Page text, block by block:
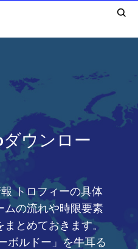
ウンロー
トロフィーの具体
ムの流れや時限要素
まとめておきます。
ボルドー」を牛耳る